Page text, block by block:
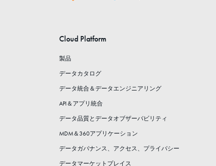
Cloud Platform
製品
データカタログ
データ統合＆データエンジニアリング
API＆アプリ統合
データ品質とデータオブザーバビリティ
MDM＆360アプリケーション
データガバナンス、アクセス、プライバシー
データマーケットプレイス